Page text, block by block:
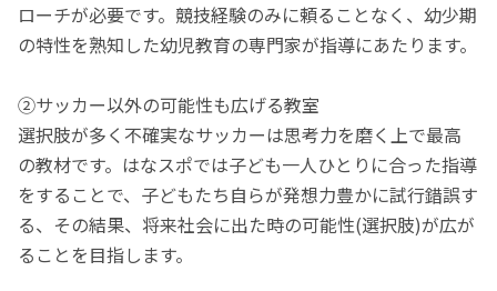
ローチが必要です。競技経験のみに頼ることなく、幼少期
の特性を熟知した幼児教育の専門家が指導にあたります。
②サッカー以外の可能性も広げる教室
選択肢が多く不確実なサッカーは思考力を磨く上で最高
の教材です。はなスポでは子ども一人ひとりに合った指導
をすることで、子どもたち自らが発想力豊かに試行錯誤す
る、その結果、将来社会に出た時の可能性(選択肢)が広が
ることを目指します。